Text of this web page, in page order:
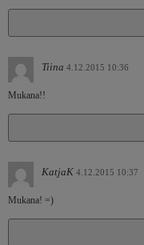
Tiina 4.12.2015 10:36
Mukana!!
KatjaK 4.12.2015 10:37
Mukana! =)